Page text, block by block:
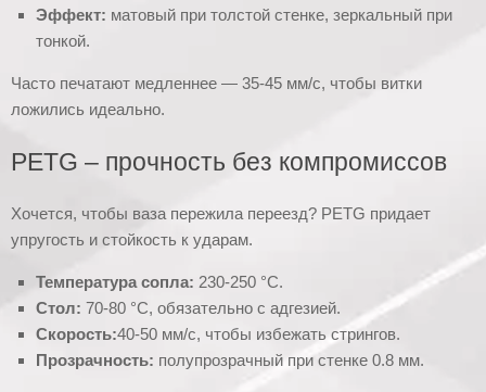
Эффект: матовый при толстой стенке, зеркальный при
тонкой.
Часто печатают медленнее — 35-45 мм/с, чтобы витки
ложились идеально.
PETG – прочность без компромиссов
Хочется, чтобы ваза пережила переезд? PETG придает
упругость и стойкость к ударам.
Температура сопла: 230-250 °C.
Стол: 70-80 °C, обязательно с адгезией.
Скорость:40-50 мм/с, чтобы избежать стрингов.
Прозрачность: полупрозрачный при стенке 0.8 мм.